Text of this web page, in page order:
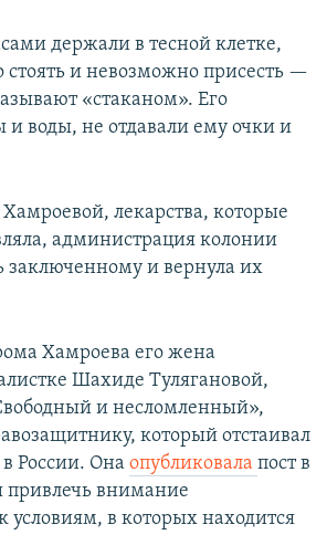
держали в тесной клетке,
стоять и невозможно присесть —
«стаканом». Его
и воды, не отдавали ему очки и
лекарства, которые
администрация колонии
заключенному и вернула их
Хамроева его жена
Шахиде Тулягановой,
и несломленный»,
который отстаивал
России. Она опубликовала пост в
привлечь внимание
условиям, в которых находится